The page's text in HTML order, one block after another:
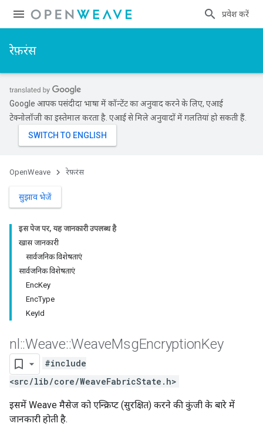
प्रवेश करें
रेफ़रंस
Google आपकी पसंदीदा भाषा में कॉन्टेंट का अनुवाद करने के लिए, एआई
टेक्नोलॉजी का इस्तेमाल करता है. एआई से मिले अनुवादों में गलतियां हो सकती हैं.
OpenWeave रेफ़रंस
सुझाव भेजें
इस पेज पर, यह जानकारी उपलब्ध है
खास जानकारी
सार्वजनिक विशेषताएं
सार्वजनिक विशेषताएं
EncKey
EncType
KeyId
nl ::Weave::WeaveMsgEncryptionKey
#include
<src/lib/core/WeaveFabricState.h>
इसमें Weave मैसेज को एन्क्रिप्ट (सुरक्षित) करने की कुंजी के बारे में
जानकारी होती है.